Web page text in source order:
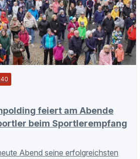
feiert am Abende
beim Sportlerempfang
Abend seine erfolgreichsten